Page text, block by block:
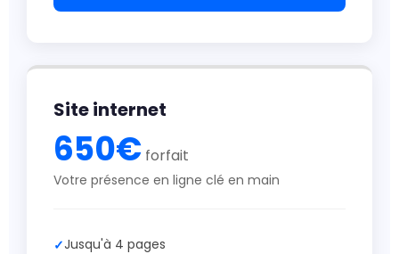
Site internet
650€ forfait
Votre présence en ligne clé en main
Jusqu'à 4 pages